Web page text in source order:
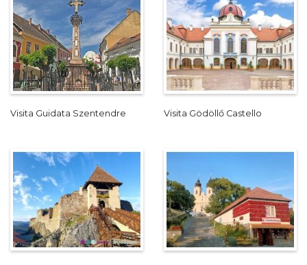
Visita Guidata Szentendre Visita Gödöllő Castello